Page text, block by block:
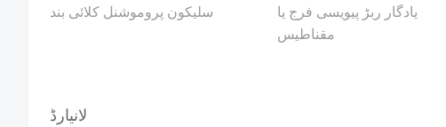
سلیکون پروموشنل کلائی بند
یادگار ربڑ پیویسی فرج یا
مقناطیس
لانیارڈ